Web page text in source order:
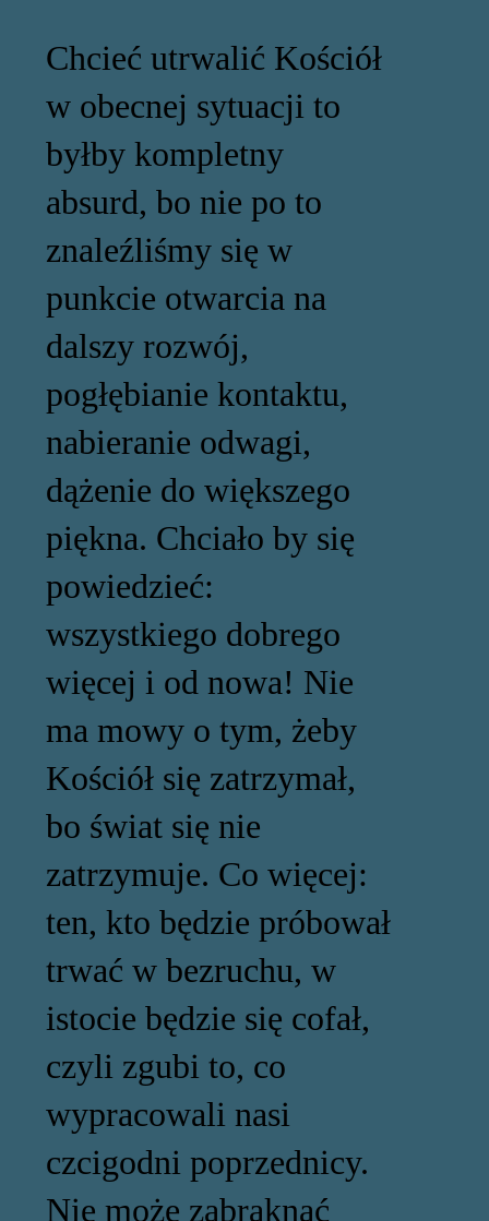
Chcieć utrwalić Kościół
w obecnej sytuacji to
byłby kompletny
absurd, bo nie po to
znaleźliśmy się w
punkcie otwarcia na
dalszy rozwój,
pogłębianie kontaktu,
nabieranie odwagi,
dążenie do większego
piękna. Chciało by się
powiedzieć:
wszystkiego dobrego
więcej i od nowa! Nie
ma mowy o tym, żeby
Kościół się zatrzymał,
bo świat się nie
zatrzymuje. Co więcej:
ten, kto będzie próbował
trwać w bezruchu, w
istocie będzie się cofał,
czyli zgubi to, co
wypracowali nasi
czcigodni poprzednicy.
Nie może zabraknąć